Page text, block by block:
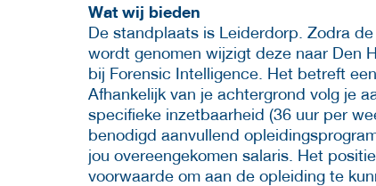
Wat wij bieden
De standplaats is Leiderdorp. Zodra
wordt genomen wijzigt deze naar Den
bij Forensic Intelligence. Het betreft
Afhankelijk van je achtergrond volg je
specifieke inzetbaarheid (36 uur per
benodigd aanvullend
jou overeengekomen salaris. Het
voorwaarde om aan de opleiding te